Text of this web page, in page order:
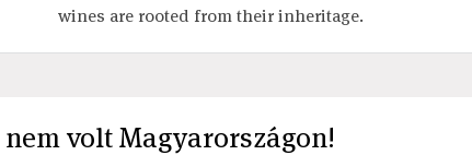
wines are rooted from their inheritage.
volt Magyarországon!